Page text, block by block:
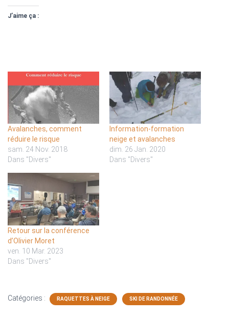
J’aime ça :
Avalanches, comment
réduire le risque
sam. 24 Nov. 2018
Dans "Divers"
Information-formation
neige et avalanches
dim. 26 Jan. 2020
Dans "Divers"
Retour sur la conférence
d’Olivier Moret
ven. 10 Mar. 2023
Dans "Divers"
Catégories : RAQUETTES À NEIGE SKI DE RANDONNÉE